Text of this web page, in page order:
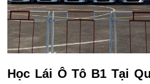
Học Lái Ô Tô B1 Tại